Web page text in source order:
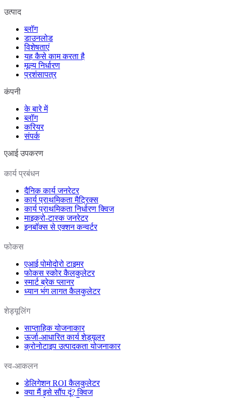
उत्पाद
ब्लॉग
डाउनलोड
विशेषताएं
यह कैसे काम करता है
मूल्य निर्धारण
प्रशंसापत्र
कंपनी
के बारे में
ब्लॉग
करियर
संपर्क
एआई उपकरण
कार्य प्रबंधन
दैनिक कार्य जनरेटर
कार्य प्राथमिकता मैट्रिक्स
कार्य प्राथमिकता निर्धारण क्विज
माइक्रो-टास्क जनरेटर
इनबॉक्स से एक्शन कन्वर्टर
फोकस
एआई पोमोदोरो टाइमर
फोकस स्कोर कैलकुलेटर
स्मार्ट ब्रेक प्लानर
ध्यान भंग लागत कैलकुलेटर
शेड्यूलिंग
साप्ताहिक योजनाकार
ऊर्जा-आधारित कार्य शेड्यूलर
क्रोनोटाइप उत्पादकता योजनाकार
स्व-आकलन
डेलिगेशन ROI कैलकुलेटर
क्या मैं इसे सौंप दूं? क्विज